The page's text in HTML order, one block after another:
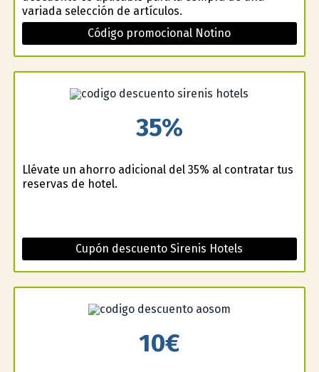
variada selección de artículos.
Código promocional Notino
35%
Llévate un ahorro adicional del 35% al contratar tus
reservas de hotel.
Cupón descuento Sirenis Hotels
10€